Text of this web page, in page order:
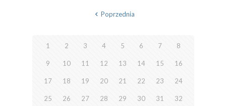
Poprzednia
1 2 3 4 5 6 7 8
9 10 11 12 13 14 15 16
17 18 19 20 21 22 23 24
25 26 27 28 29 30 31 32